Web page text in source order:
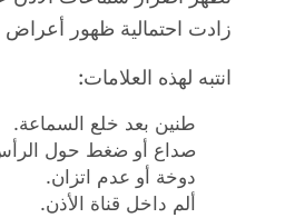
زادت احتمالية ظهور
انتبه لهذه العلامات:
طنين بعد خلع السماعة.
صداع أو ضغط حول
دوخة أو عدم اتزان.
ألم داخل قناة الأذن.